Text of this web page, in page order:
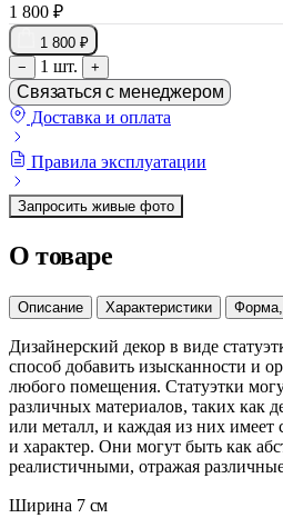
1 800 ₽
1 800 ₽
−
1 шт. +
Связаться с менеджером
Доставка и оплата
Правила эксплуатации
Запросить живые фото
О товаре
Описание Характеристики Форма,
Дизайнерский декор в виде
способ добавить изысканности и
любого помещения. Статуэтки
различных материалов, таких как
или металл, и каждая из них
и характер. Они могут быть как
реалистичными, отражая
Ширина 7 см